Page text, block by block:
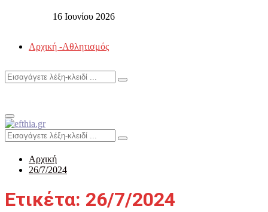
16 Ιουνίου 2026
Αρχική -Αθλητισμός
Search
Search
Primary
Menu
Search
for:
Search
Αρχική
26/7/2024
Ετικέτα: 26/7/2024